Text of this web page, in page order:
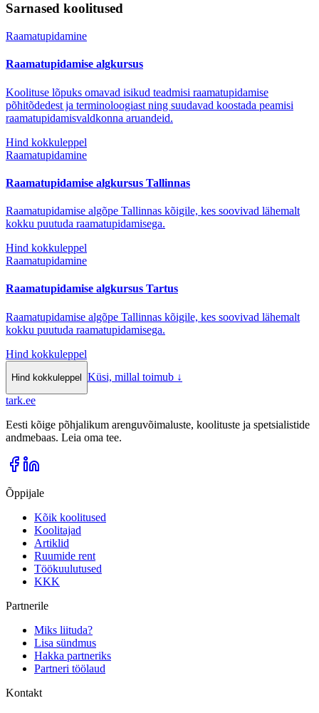
Sarnased koolitused
Raamatupidamine
Raamatupidamise algkursus
Koolituse lõpuks omavad isikud teadmisi raamatupidamise
põhitõdedest ja terminoloogiast ning suudavad koostada peamisi
raamatupidamisvaldkonna aruandeid.
Hind kokkuleppel
Raamatupidamine
Raamatupidamise algkursus Tallinnas
Raamatupidamise algõpe Tallinnas kõigile, kes soovivad lähemalt
kokku puutuda raamatupidamisega.
Hind kokkuleppel
Raamatupidamine
Raamatupidamise algkursus Tartus
Raamatupidamise algõpe Tallinnas kõigile, kes soovivad lähemalt
kokku puutuda raamatupidamisega.
Hind kokkuleppel
Hind kokkuleppel Küsi, millal toimub ↓
tark.ee
Eesti kõige põhjalikum arenguvõimaluste, koolituste ja spetsialistide
andmebaas. Leia oma tee.
Õppijale
Kõik koolitused
Koolitajad
Artiklid
Ruumide rent
Töökuulutused
KKK
Partnerile
Miks liituda?
Lisa sündmus
Hakka partneriks
Partneri töölaud
Kontakt